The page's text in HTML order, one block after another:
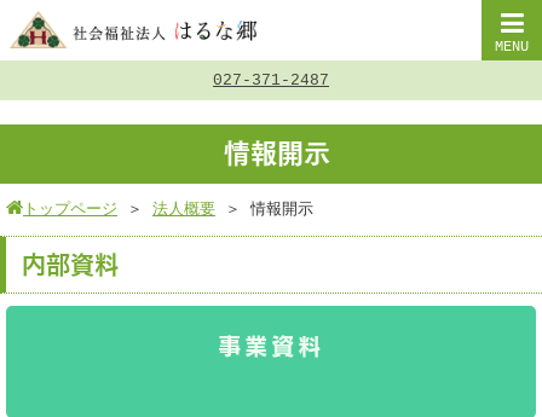
MENU
027-371-2487
情報開示
トップページ ＞ 法人概要 ＞情報開示
内部資料
事業資料